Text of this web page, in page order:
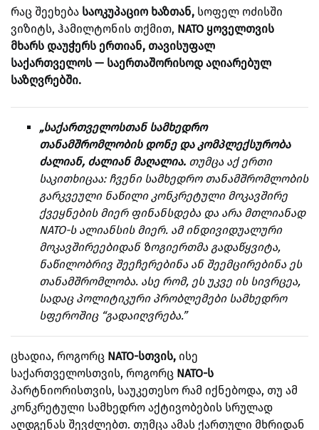
რაც შეეხება საოკუპაციო ხაზთან, სოფელ ოძისში
ვიზიტს, ჰამილტონის თქმით, NATO ყოველთვის
მხარს დაუჭერს ერთიან, თავისუფალ
საქართველოს — საერთაშორისოდ აღიარებულ
საზღვრებში.
„საქართველოსთან სამხედრო
თანამშრომლობის დონე და კომპლექსურობა
ძალიან, ძალიან მაღალია. თუმცა აქ ერთი
საკითხიცაა: ჩვენი სამხედრო თანამშრომლობის
გარკვეული ნაწილი კონკრეტული მოკავშირე
ქვეყნების მიერ ფინანსდება და არა მთლიანად
NATO-ს ალიანსის მიერ. ამ ინდივიდუალური
მოკავშირეებიდან ზოგიერთმა გადაწყვიტა,
ნაწილობრივ შეეჩერებინა ან შეემცირებინა ეს
თანამშრომლობა. ასე რომ, ეს უკვე ის სივრცეა,
სადაც პოლიტიკური პრობლემები სამხედრო
სფეროშიც “გადაიღვრება.”
ცხადია, როგორც NATO-სთვის, ისე
საქართველოსთვის, როგორც NATO-ს
პარტნიორისთვის, საუკეთესო რამ იქნებოდა, თუ ამ
კონკრეტული სამხედრო აქტივობების სრულად
აღდგენას შევძლებთ. თუმცა ამას ქართული მხრიდან